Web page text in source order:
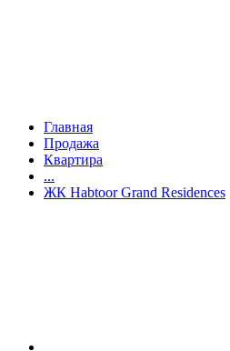
Главная
Продажа
Квартира
...
ЖК Habtoor Grand Residences